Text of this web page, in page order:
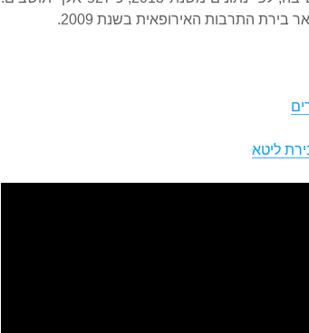
בירת התרבות האירופאית בשנת 2009.
ליטא